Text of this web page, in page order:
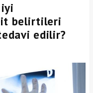
belirtileri
edilir?